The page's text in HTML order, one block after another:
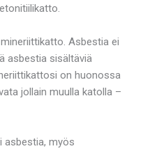
Asbestia ei
asbestia sisältäviä
on huonossa
jollain muulla katolla –
asbestia, myös